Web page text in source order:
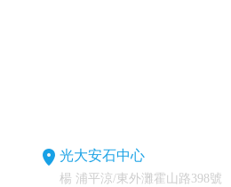
光大安石中心
楊 浦平涼/東外灘霍山路398號